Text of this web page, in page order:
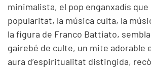
minimalista, el pop enganxadís
popularitat, la música culta, la
la figura de Franco Battiato, sembla
gairebé de culte, un mite adorable
aura d’espiritualitat distingida,